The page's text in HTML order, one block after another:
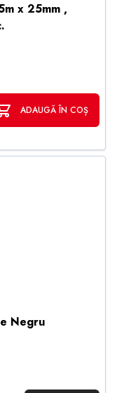
x 25mm ,
ADAUGĂ ÎN COȘ
Negru